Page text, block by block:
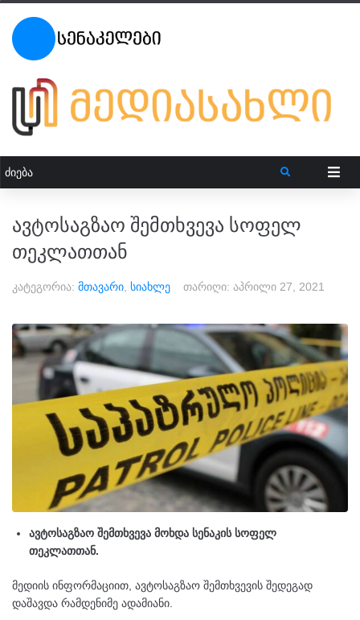
ავტოსაგზაო შემთხვევა სოფელ
თეკლათთან
კატეგორია: მთავარი სიახლე თარიღი: აპრილი 27, 2021
ავტოსაგზაო შემთხვევა მოხდა სენაკის სოფელ
თეკლათთან.
მედიის ინფორმაციით, ავტოსაგზაო შემთხვევის შედეგად
დაშავდა რამდენიმე ადამიანი.